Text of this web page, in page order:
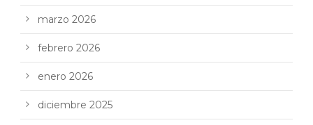
marzo 2026
febrero 2026
enero 2026
diciembre 2025